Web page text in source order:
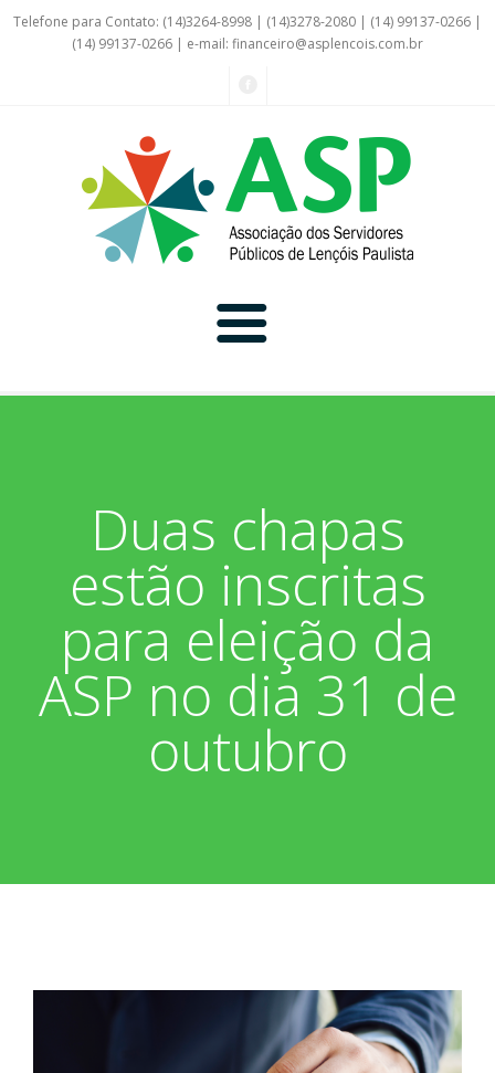
Telefone para Contato: (14)3264-8998 | (14)3278-2080 | (14) 99137-0266 |
(14) 99137-0266 | e-mail: financeiro@asplencois.com.br
Convênio Online
Fotos
Notícias
Vídeos
Associados
Aniversariantes
Boletim Informativo
Extrato do Cartão ASP
Nossos Convênios
Sobre
Diretoria
Nossa História
Duas chapas
estão inscritas
para eleição da
ASP no dia 31 de
outubro